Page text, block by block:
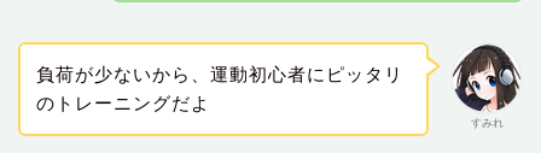
すみれ
負荷が少ないから、運動初心者にピッタリ
のトレーニングだよ